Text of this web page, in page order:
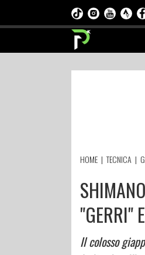
HOME |TECNICA |
"GERRI"
Il colosso